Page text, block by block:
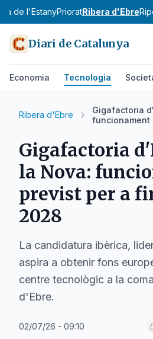
Pla de l'EstanyPrioratRibera d'Ebre
Diari de Catalunya
Economia Tecnologia
Ribera d'Ebre
Gigafactoria
funcionament
Gigafactoria
la Nova:
previst per a
2028
La candidatura ibèrica,
aspira a obtenir fons
centre tecnològic a la
d'Ebre.
02/07/26 - 09:10